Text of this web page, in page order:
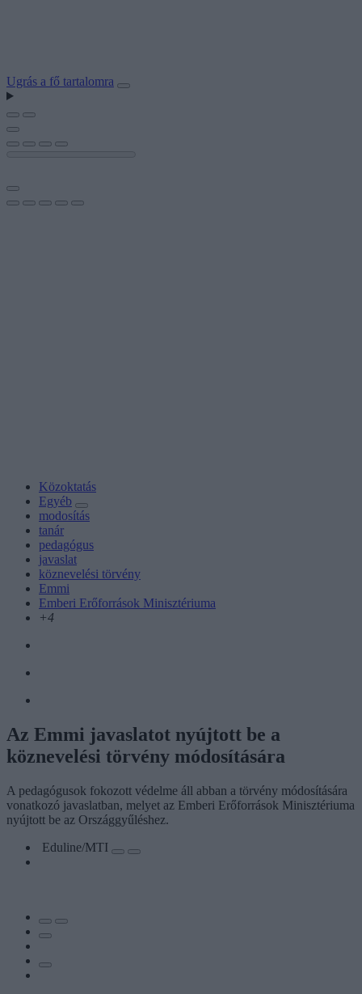
Ugrás a fő tartalomra
Közoktatás
Egyéb
modosítás
tanár
pedagógus
javaslat
köznevelési törvény
Emmi
Emberi Erőforrások Minisztériuma
+4
Az Emmi javaslatot nyújtott be a
köznevelési törvény módosítására
A pedagógusok fokozott védelme áll abban a törvény módosítására
vonatkozó javaslatban, melyet az Emberi Erőforrások Minisztériuma
nyújtott be az Országgyűléshez.
Eduline/MTI